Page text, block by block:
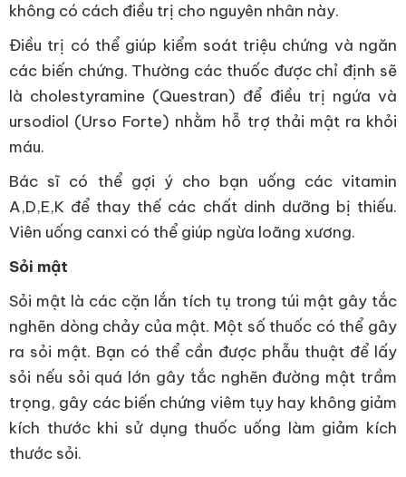
không có cách điều trị cho nguyên nhân này.
Điều trị có thể giúp kiểm soát triệu chứng và ngăn
các biến chứng. Thường các thuốc được chỉ định sẽ
là cholestyramine (Questran) để điều trị ngứa và
ursodiol (Urso Forte) nhằm hỗ trợ thải mật ra khỏi
máu.
Bác sĩ có thể gợi ý cho bạn uống các vitamin
A,D,E,K để thay thế các chất dinh dưỡng bị thiếu.
Viên uống canxi có thể giúp ngừa loãng xương.
Sỏi mật
Sỏi mật là các cặn lắn tích tụ trong túi mật gây tắc
nghẽn dòng chảy của mật. Một số thuốc có thể gây
ra sỏi mật. Bạn có thể cần được phẫu thuật để lấy
sỏi nếu sỏi quá lớn gây tắc nghẽn đường mật trầm
trọng, gây các biến chứng viêm tụy hay không giảm
kích thước khi sử dụng thuốc uống làm giảm kích
thước sỏi.